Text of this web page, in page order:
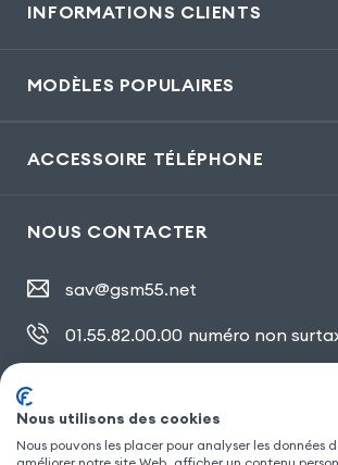
INFORMATIONS CLIENTS
MODÈLES POPULAIRES
ACCESSOIRE TÉLÉPHONE
NOUS CONTACTER
sav@gsm55.net
01.55.82.00.00 numéro non
Nous utilisons des cookies
Nous pouvons les placer pour analyser les données